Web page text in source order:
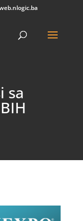
sa